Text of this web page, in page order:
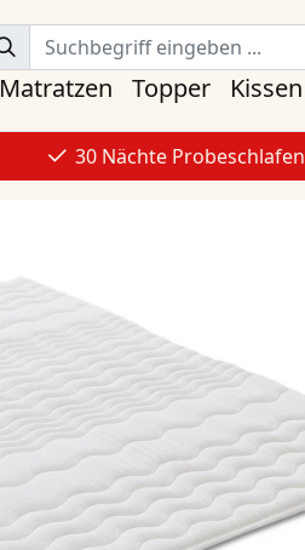
Matratzen Topper Kissen
30 Nächte Probeschlafen